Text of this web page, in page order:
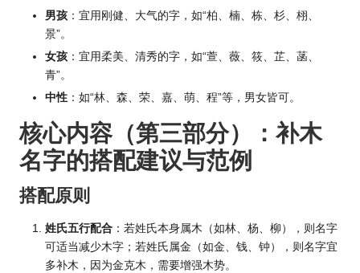
男孩 ：宜用刚健、大气的字，如“柏、楠、栋、杉、栩、
景”。
女孩 ：宜用柔美、清秀的字，如“萱、薇、筱、芷、菡、
青”。
中性 ：如“林、森、荣、嘉、萌、程”等，男女皆可。
核心内容（第三部分）：补木
名字的搭配建议与范例
搭配原则
姓氏五行配合 ：若姓氏本身属木（如林、杨、柳），则名字
可适当减少木字；若姓氏属金（如金、钱、钟），则名字宜
多补木，因为金克木，需要增强木势。